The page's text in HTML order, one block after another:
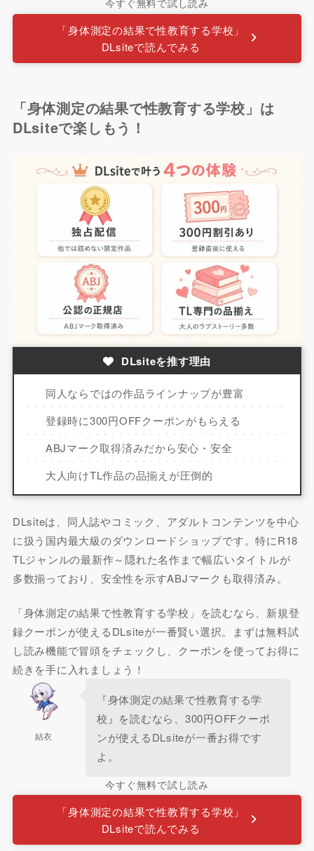
今すぐ無料で試し読み
「身体測定の結果で性教育する学校」
DLsiteで読んでみる
「身体測定の結果で性教育する学校」は
DLsiteで楽しもう！
DLsiteを推す理由
同人ならではの作品ラインナップが豊富
登録時に300円OFFクーポンがもらえる
ABJマーク取得済みだから安心・安全
大人向けTL作品の品揃えが圧倒的
DLsiteは、同人誌やコミック、アダルトコンテンツを中心
に扱う国内最大級のダウンロードショップです。特にR18
TLジャンルの最新作～隠れた名作まで幅広いタイトルが
多数揃っており、安全性を示すABJマークも取得済み。
「身体測定の結果で性教育する学校」を読むなら、新規登
録クーポンが使えるDLsiteが一番賢い選択。まずは無料試
し読み機能で冒頭をチェックし、クーポンを使ってお得に
続きを手に入れましょう！
結衣
『身体測定の結果で性教育する学
校』を読むなら、300円OFFクーポ
ンが使えるDLsiteが一番お得です
よ。
今すぐ無料で試し読み
「身体測定の結果で性教育する学校」
DLsiteで読んでみる